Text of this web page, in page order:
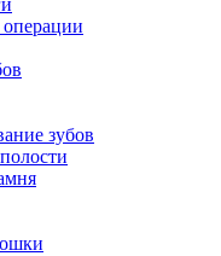
зубов